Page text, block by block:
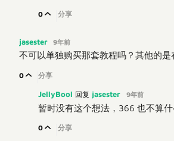
0 分享
jasester 9年前
不可以单独购买那套教程吗？其他的
0 分享
JellyBool 回复 jasester 9年前
暂时没有这个想法，366 也不算
0 分享